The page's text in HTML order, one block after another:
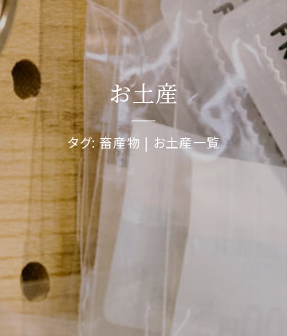
お土産
タグ: 畜産物 | お土産一覧